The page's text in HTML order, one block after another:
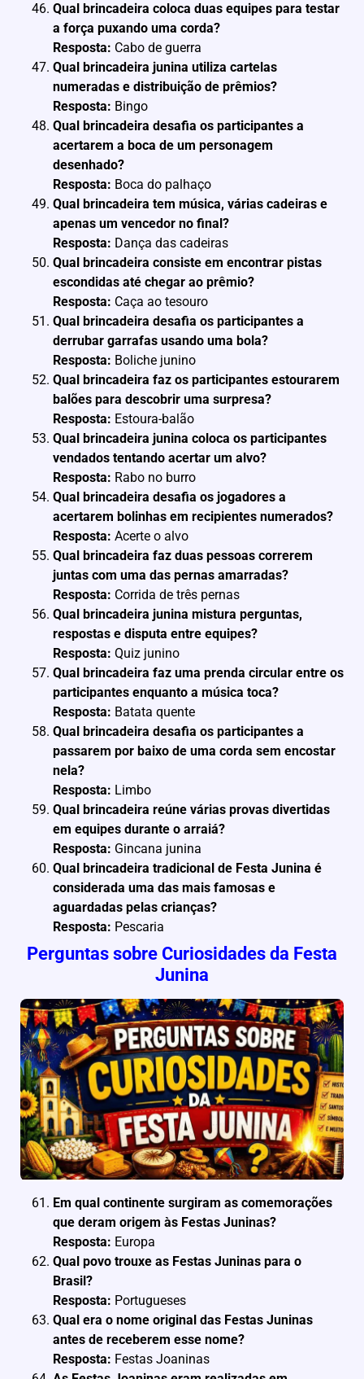
Qual brincadeira coloca duas equipes para testar
a força puxando uma corda?
Resposta: Cabo de guerra
Qual brincadeira junina utiliza cartelas
numeradas e distribuição de prêmios?
Resposta: Bingo
Qual brincadeira desafia os participantes a
acertarem a boca de um personagem
desenhado?
Resposta: Boca do palhaço
Qual brincadeira tem música, várias cadeiras e
apenas um vencedor no final?
Resposta: Dança das cadeiras
Qual brincadeira consiste em encontrar pistas
escondidas até chegar ao prêmio?
Resposta: Caça ao tesouro
Qual brincadeira desafia os participantes a
derrubar garrafas usando uma bola?
Resposta: Boliche junino
Qual brincadeira faz os participantes estourarem
balões para descobrir uma surpresa?
Resposta: Estoura-balão
Qual brincadeira junina coloca os participantes
vendados tentando acertar um alvo?
Resposta: Rabo no burro
Qual brincadeira desafia os jogadores a
acertarem bolinhas em recipientes numerados?
Resposta: Acerte o alvo
Qual brincadeira faz duas pessoas correrem
juntas com uma das pernas amarradas?
Resposta: Corrida de três pernas
Qual brincadeira junina mistura perguntas,
respostas e disputa entre equipes?
Resposta: Quiz junino
Qual brincadeira faz uma prenda circular entre os
participantes enquanto a música toca?
Resposta: Batata quente
Qual brincadeira desafia os participantes a
passarem por baixo de uma corda sem encostar
nela?
Resposta: Limbo
Qual brincadeira reúne várias provas divertidas
em equipes durante o arraiá?
Resposta: Gincana junina
Qual brincadeira tradicional de Festa Junina é
considerada uma das mais famosas e
aguardadas pelas crianças?
Resposta: Pescaria
Perguntas sobre Curiosidades da Festa
Junina
Em qual continente surgiram as comemorações
que deram origem às Festas Juninas?
Resposta: Europa
Qual povo trouxe as Festas Juninas para o
Brasil?
Resposta: Portugueses
Qual era o nome original das Festas Juninas
antes de receberem esse nome?
Resposta: Festas Joaninas